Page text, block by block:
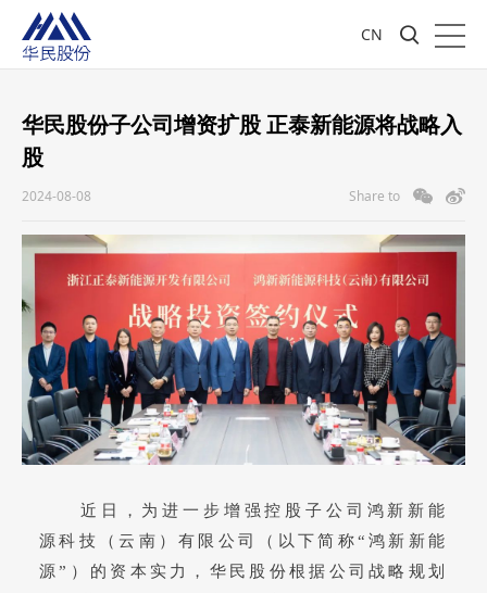
CN
华民股份子公司增资扩股 正泰新能源将战略入
股
2024-08-08 Share to
近日，为进一步增强控股子公司鸿新新能
源科技（云南）有限公司（以下简称“鸿新新能
源”）的资本实力，华民股份根据公司战略规划